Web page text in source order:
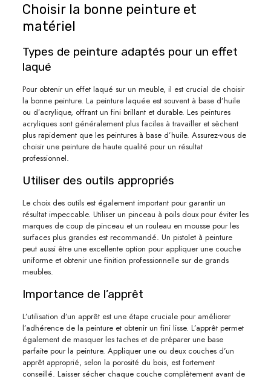
Choisir la bonne peinture et
matériel
Types de peinture adaptés pour un effet
laqué
Pour obtenir un effet laqué sur un meuble, il est crucial de choisir
la bonne peinture. La peinture laquée est souvent à base d’huile
ou d’acrylique, offrant un fini brillant et durable. Les peintures
acryliques sont généralement plus faciles à travailler et sèchent
plus rapidement que les peintures à base d’huile. Assurez-vous de
choisir une peinture de haute qualité pour un résultat
professionnel.
Utiliser des outils appropriés
Le choix des outils est également important pour garantir un
résultat impeccable. Utiliser un pinceau à poils doux pour éviter les
marques de coup de pinceau et un rouleau en mousse pour les
surfaces plus grandes est recommandé. Un pistolet à peinture
peut aussi être une excellente option pour appliquer une couche
uniforme et obtenir une finition professionnelle sur de grands
meubles.
Importance de l’apprêt
L’utilisation d’un apprêt est une étape cruciale pour améliorer
l’adhérence de la peinture et obtenir un fini lisse. L’apprêt permet
également de masquer les taches et de préparer une base
parfaite pour la peinture. Appliquer une ou deux couches d’un
apprêt approprié, selon la porosité du bois, est fortement
conseillé. Laisser sécher chaque couche complètement avant de